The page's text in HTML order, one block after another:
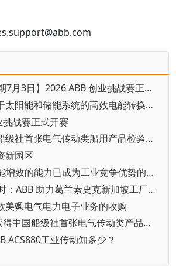
▪ 【报名截止日期7月3日】2026 ABB 创业挑战赛正式开赛
▪ ABB推出适用于太阳能和储能系统的高效电能转换解决方案
挑战赛正式开赛
▪ ABB获得中国船级社首张电气传动类船用产品检验数字化应用认可证书
新园区
▪ ABB | 落地节能增效的能力已成为工业竞争优势的决定因素
▪ 净零行动进行时：ABB 助力葛兰素史克新加坡工厂实现可持续发展飞跃
美飒电气电力电子业务的收购
▪ ABB ACS880获得中国船级社首张电气传动类产品网络安全型式认可证书
ACS880工业传动知多少？